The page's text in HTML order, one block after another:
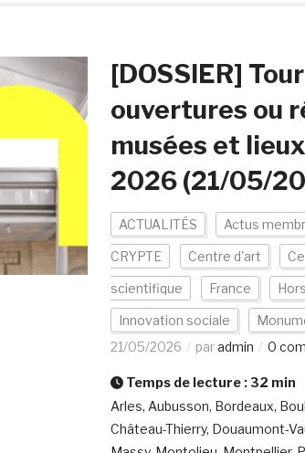
[DOSSIER]
ouvertures ou
musées et
2026 (21/05/
ACTUALITÉS Actus
CRYPTE Centre d'art
scientifique France
Innovation sociale
21/05/2026
paradmin 0
Temps de lecture : 32 min
Arles, Aubusson, Bordeaux,
Château-Thierry, Douaumont-